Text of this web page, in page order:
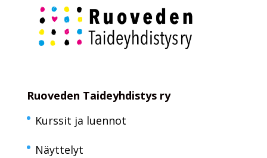
Ruoveden Taideyhdistys ry
Kurssit ja luennot
Näyttelyt